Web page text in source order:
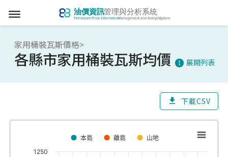
dehaze
家用桶裝瓦斯價格>
各縣市家用桶裝瓦斯均價 more_vert 展開列表
download 下載CSV
本島 離島 山地
1250